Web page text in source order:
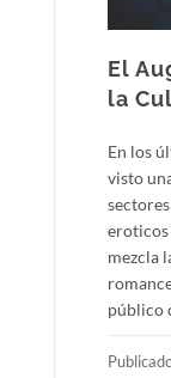
El
la
En los
visto
eroticos
mezcla
público